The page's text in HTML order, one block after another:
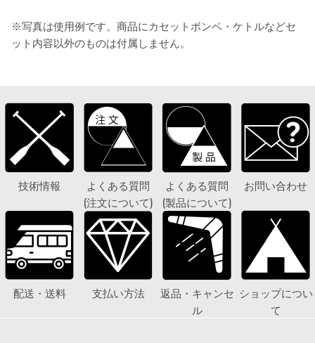
※写真は使用例です。商品にカセットボンベ・ケトルなどセ
ット内容以外のものは付属しません。
技術情報
よくある質問
(注文について)
よくある質問
(製品について)
お問い合わせ
配送・送料 支払い方法
返品・キャンセ
ル
ショップについ
て